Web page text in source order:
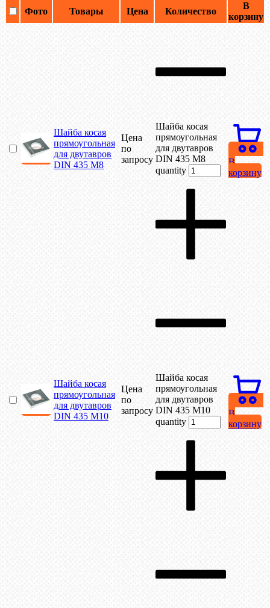
Фото Товары Цена Количество
В
корзину
Шайба косая
прямоугольная
для двутавров
DIN 435 М8
Цена
по
запросу
Шайба косая
прямоугольная
для двутавров
DIN 435 М8
quantity
В
корзину
Шайба косая
прямоугольная
для двутавров
DIN 435 М10
Цена
по
запросу
Шайба косая
прямоугольная
для двутавров
DIN 435 М10
quantity
В
корзину